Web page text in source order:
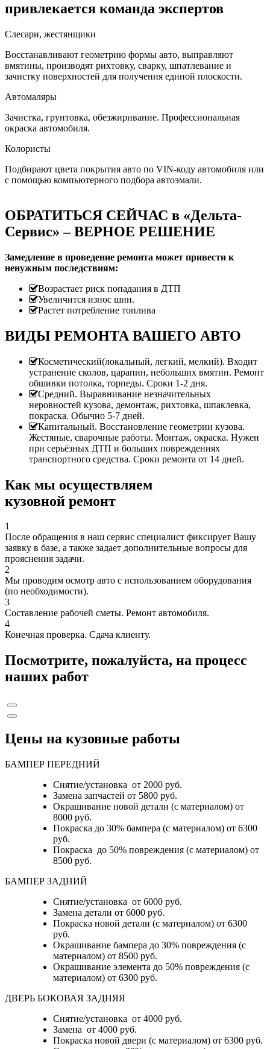
привлекается команда экспертов
Слесари, жестянщики
Восстанавливают геометрию формы авто, выправляют
вмятины, производят рихтовку, сварку, шпатлевание и
зачистку поверхностей для получения единой плоскости.
Автомаляры
Зачистка, грунтовка, обезжиривание. Профессиональная
окраска автомобиля.
Колористы
Подбирают цвета покрытия авто по VIN-коду автомобиля или
с помощью компьютерного подбора автоэмали.
ОБРАТИТЬСЯ СЕЙЧАС в «Дельта-
Сервис» – ВЕРНОЕ РЕШЕНИЕ
Замедление в проведение ремонта может привести к
ненужным последствиям:
Возрастает риск попадания в ДТП
Увеличится износ шин.
Растет потребление топлива
ВИДЫ РЕМОНТА ВАШЕГО АВТО
Косметический(локальный, легкий, мелкий). Входит
устранение сколов, царапин, небольших вмятин. Ремонт
обшивки потолка, торпеды. Сроки 1-2 дня.
Средний. Выравнивание незначительных
неровностей кузова, демонтаж, рихтовка, шпаклевка,
покраска. Обычно 5-7 дней.
Капитальный. Восстановление геометрии кузова.
Жестяные, сварочные работы. Монтаж, окраска. Нужен
при серьёзных ДТП и больших повреждениях
транспортного средства. Сроки ремонта от 14 дней.
Как мы осуществляем
кузовной ремонт
1
После обращения в наш сервис специалист фиксирует Вашу
заявку в базе, а также задает дополнительные вопросы для
прояснения задачи.
2
Мы проводим осмотр авто с использованием оборудования
(по необходимости).
3
Составление рабочей сметы. Ремонт автомобиля.
4
Конечная проверка. Сдача клиенту.
Посмотрите, пожалуйста, на процесс
наших работ
Цены на кузовные работы
БАМПЕР ПЕРЕДНИЙ
Снятие/установка от 2000 руб.
Замена запчастей от 5800 руб.
Окрашивание новой детали (с материалом) от
8000 руб.
Покраска до 30% бампера (с материалом) от 6300
руб.
Покраска до 50% повреждения (с материалом) от
8500 руб.
БАМПЕР ЗАДНИЙ
Снятие/установка от 6000 руб.
Замена детали от 6000 руб.
Покраска новой детали (с материалом) от 6300
руб.
Окрашивание бампера до 30% повреждения (с
материалом) от 8500 руб.
Окрашивание элемента до 50% повреждения (с
материалом) от 6300 руб.
ДВЕРЬ БОКОВАЯ ЗАДНЯЯ
Снятие/установка от 4000 руб.
Замена от 4000 руб.
Покраска новой двери (с материалом) от 6300 руб.